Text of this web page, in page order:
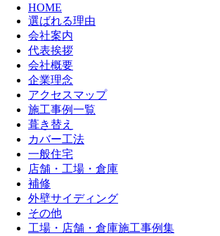
HOME
選ばれる理由
会社案内
代表挨拶
会社概要
企業理念
アクセスマップ
施工事例一覧
葺き替え
カバー工法
一般住宅
店舗・工場・倉庫
補修
外壁サイディング
その他
工場・店舗・倉庫施工事例集